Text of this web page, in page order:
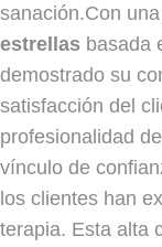
sanación.Con
estrellas basada
demostrado su
satisfacción del
profesionalidad
vínculo de
los clientes han
terapia. Esta alta